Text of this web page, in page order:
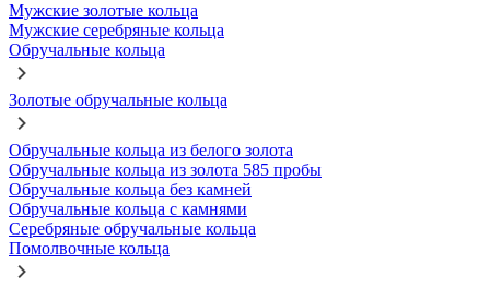
Мужские золотые кольца
Мужские серебряные кольца
Обручальные кольца
Золотые обручальные кольца
Обручальные кольца из белого золота
Обручальные кольца из золота 585 пробы
Обручальные кольца без камней
Обручальные кольца с камнями
Серебряные обручальные кольца
Помолвочные кольца